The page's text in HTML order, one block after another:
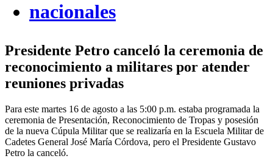
nacionales
Presidente Petro canceló la ceremonia de
reconocimiento a militares por atender
reuniones privadas
Para este martes 16 de agosto a las 5:00 p.m. estaba programada la
ceremonia de Presentación, Reconocimiento de Tropas y posesión
de la nueva Cúpula Militar que se realizaría en la Escuela Militar de
Cadetes General José María Córdova, pero el Presidente Gustavo
Petro la canceló.